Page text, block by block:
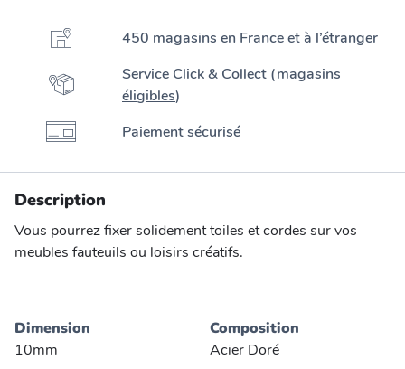
450 magasins en France et à l’étranger
Service Click & Collect (magasins
éligibles)
Paiement sécurisé
Description
Vous pourrez fixer solidement toiles et cordes sur vos
meubles fauteuils ou loisirs créatifs.
Dimension
10mm
Composition
Acier Doré